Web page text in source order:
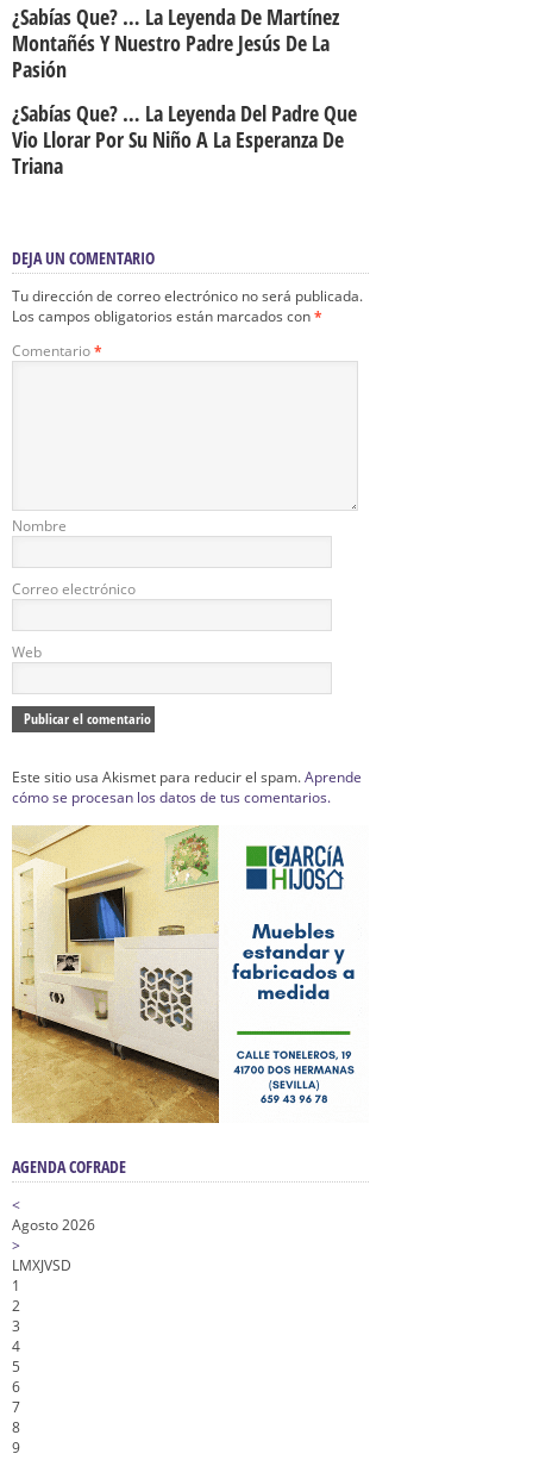
¿Sabías Que? … La Leyenda De Martínez
Montañés Y Nuestro Padre Jesús De La
Pasión
¿Sabías Que? … La Leyenda Del Padre Que
Vio Llorar Por Su Niño A La Esperanza De
Triana
DEJA UN COMENTARIO
Tu dirección de correo electrónico no será publicada.
Los campos obligatorios están marcados con*
Comentario*
Nombre
Correo electrónico
Web
Este sitio usa Akismet para reducir el spam.Aprende
cómo se procesan los datos de tus comentarios.
AGENDA COFRADE
<
Agosto 2026
>
LMXJVSD
1
2
3
4
5
6
7
8
9